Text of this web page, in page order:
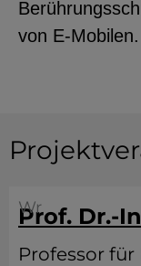
von E-Mobilen.
Prof. Dr.-
Wr
Professor